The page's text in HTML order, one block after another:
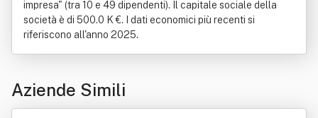
impresa" (tra 10 e 49 dipendenti). Il capitale sociale della
società è di 500.0 K €. I dati economici più recenti si
riferiscono all'anno 2025.
Aziende Simili